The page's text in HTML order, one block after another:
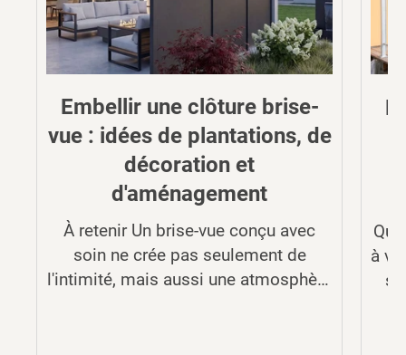
Embellir une clôture brise-
vue : idées de plantations, de
décoration et
d'aménagement
À retenir Un brise-vue conçu avec
soin ne crée pas seulement de
l'intimité, mais aussi une atmosphère
à